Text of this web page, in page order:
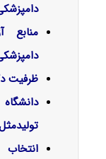
منابع
ظرفیت